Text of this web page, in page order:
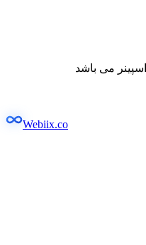
می باشد
Webiix.co